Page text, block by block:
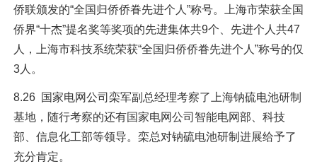
侨联颁发的“全国归侨侨眷先进个人”称号。上海市荣获全国
侨界“十杰”提名奖等奖项的先进集体共9个、先进个人共47
人，上海市科技系统荣获“全国归侨侨眷先进个人”称号的仅
3人。
8.26 国家电网公司栾军副总经理考察了上海钠硫电池研制
基地，随行考察的还有国家电网公司智能电网部、科技
部、信息化工部等领导。栾总对钠硫电池研制进展给予了
充分肯定。